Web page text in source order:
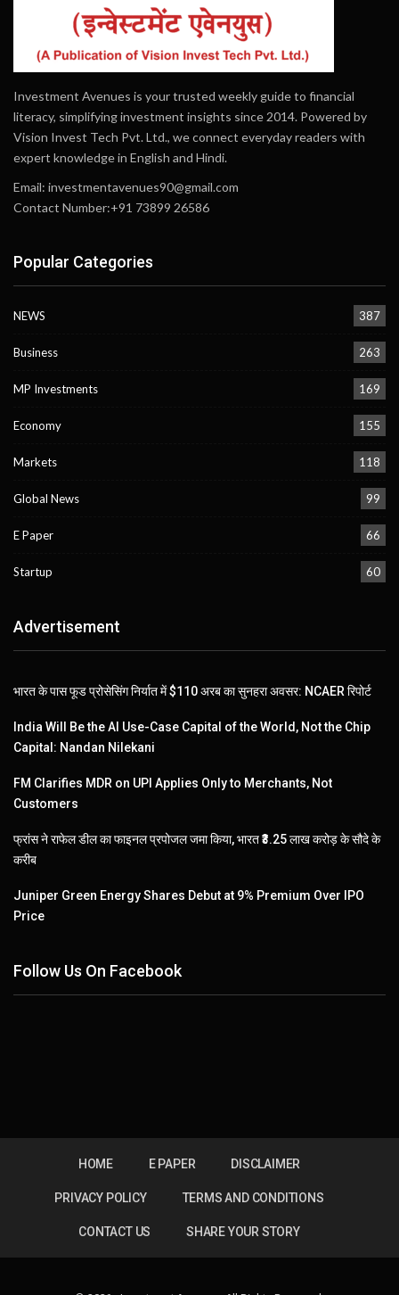
Investment Avenues is your trusted weekly guide to financial
literacy, simplifying investment insights since 2014. Powered by
Vision Invest Tech Pvt. Ltd., we connect everyday readers with
expert knowledge in English and Hindi.
Email: investmentavenues90@gmail.com
Contact Number:+91 73899 26586
Popular Categories
NEWS 387
Business 263
MP Investments 169
Economy 155
Markets 118
Global News 99
E Paper 66
Startup 60
Advertisement
भारत के पास फूड प्रोसेसिंग निर्यात में $110 अरब का सुनहरा अवसर: NCAER रिपोर्ट
India Will Be the AI Use-Case Capital of the World, Not the Chip
Capital: Nandan Nilekani
FM Clarifies MDR on UPI Applies Only to Merchants, Not
Customers
फ्रांस ने राफेल डील का फाइनल प्रपोजल जमा किया, भारत ₹3.25 लाख करोड़ के सौदे के
करीब
Juniper Green Energy Shares Debut at 9% Premium Over IPO
Price
Follow Us On Facebook
HOME E PAPER DISCLAIMER
PRIVACY POLICY TERMS AND CONDITIONS
CONTACT US SHARE YOUR STORY